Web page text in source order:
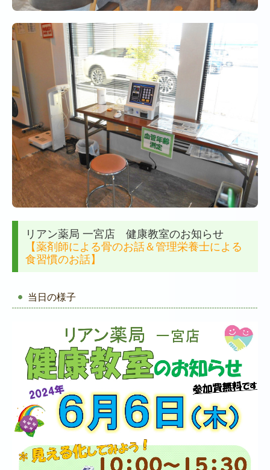
リアン薬局 一宮店 健康教室のお知らせ
【薬剤師による骨のお話＆管理栄養士による
食習慣のお話】
当日の様子